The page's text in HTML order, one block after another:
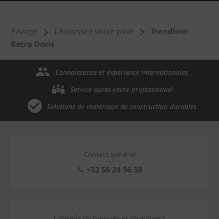
Pavage Choisissez votre pavé
Trendline
Retro Doris
Connaissance et expérience internationales
Service après-vente professionnel
Solutions de matériaux de construction durables
Contact général
+32 56 24 96 38